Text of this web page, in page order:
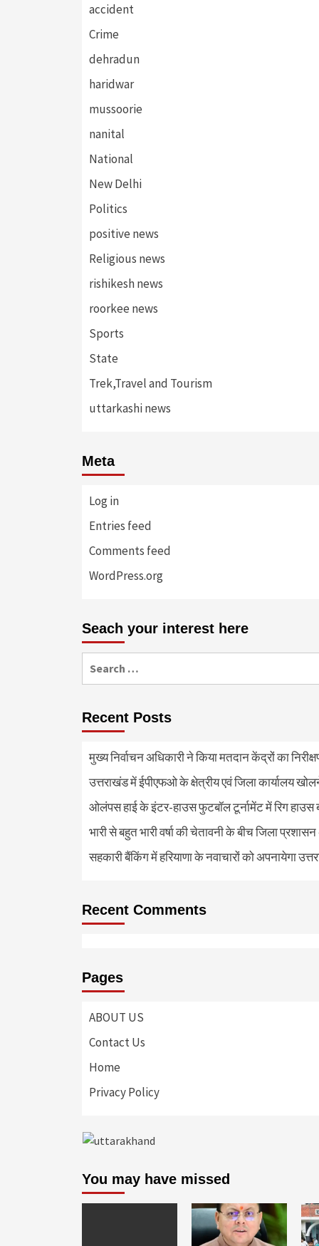
accident
Crime
dehradun
haridwar
mussoorie
nanital
National
New Delhi
Politics
positive news
Religious news
rishikesh news
roorkee news
Sports
State
Trek,Travel and Tourism
uttarkashi news
Meta
Log in
Entries feed
Comments feed
WordPress.org
Seach your interest here
for:
Recent Posts
मुख्य निर्वाचन अधिकारी ने किया मतदान केंद्रों का
उत्तराखंड में ईपीएफओ के क्षेत्रीय एवं जिला कार्यालय
ओलंपस हाई के इंटर-हाउस फुटबॉल टूर्नामेंट में रिग हाउस
भारी से बहुत भारी वर्षा की चेतावनी के बीच जिला
सहकारी बैंकिंग में हरियाणा के नवाचारों को अपनायेगा
Recent Comments
Pages
ABOUT US
Contact Us
Home
Privacy Policy
You may have missed